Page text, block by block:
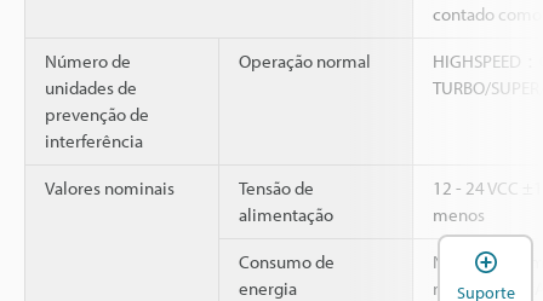
contado
Número de
unidades de
prevenção de
interferência
Operação normal
HIGHSPEED
TURBO/
Valores nominais
Tensão de
alimentação
12 - 24 VCC
menos
Consumo de
energia
Normal: 830
máx. de 35
Suporte